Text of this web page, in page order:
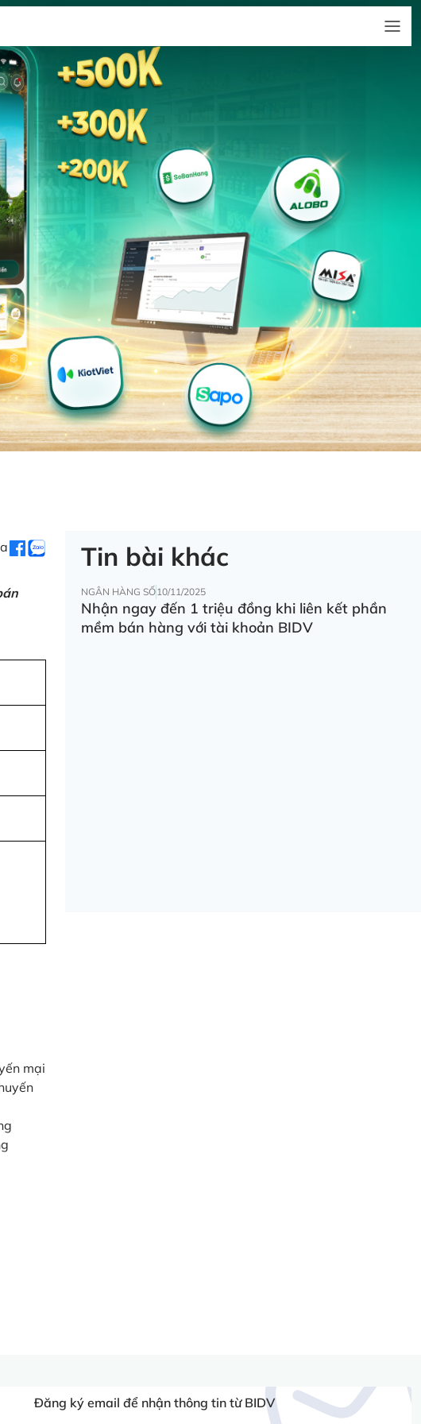
mại
Tin bài khác
NGÂN HÀNG SỐ10/11/2025
Nhận ngay đến 1 triệu đồng khi liên kết phần
mềm bán hàng với tài khoản BIDV
Đăng ký email để nhận thông tin từ BIDV